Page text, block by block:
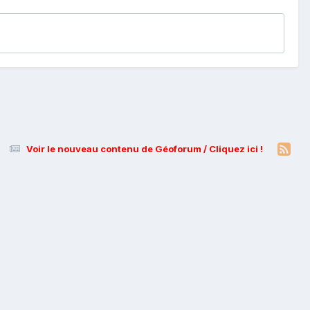
Voir le nouveau contenu de Géoforum / Cliquez ici !